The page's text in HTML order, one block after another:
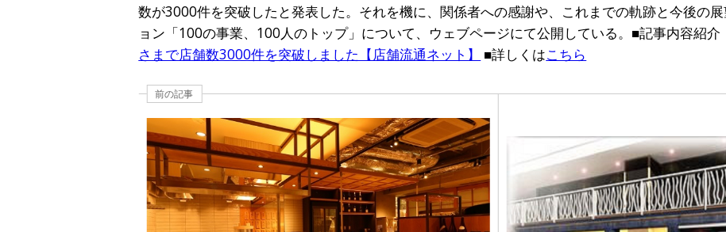
数が3000件を突破したと発表した。それを機に、関係者への感謝や、これまでの軌跡と今後の
ョン「100の事業、100人のトップ」について、ウェブページにて公開している。■記事内容紹介
さまで店舗数3000件を突破しました【店舗流通ネット】
■詳しくはこちら
前の記事